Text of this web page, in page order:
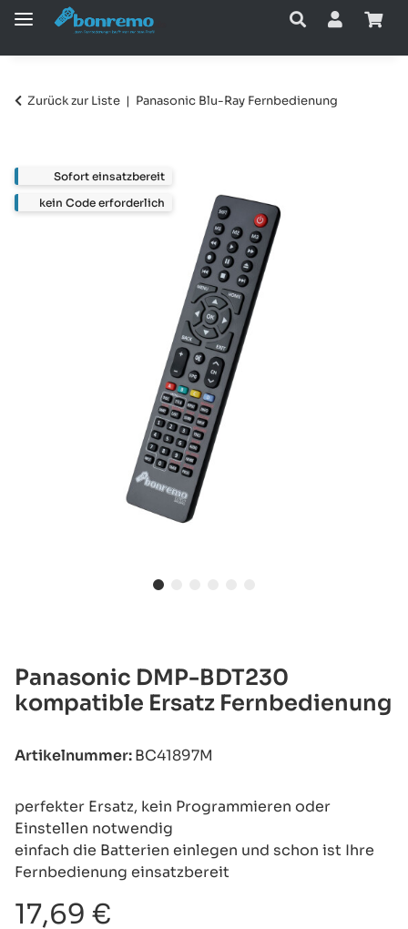
Zurück zur Liste Panasonic Blu-Ray Fernbedienung
Panasonic DMP-BDT230
kompatible Ersatz Fernbedienung
Artikelnummer:BC41897M
perfekter Ersatz, kein Programmieren oder
Einstellen notwendig
einfach die Batterien einlegen und schon ist Ihre
Fernbedienung einsatzbereit
17,69 €